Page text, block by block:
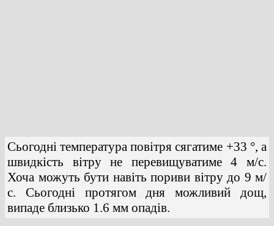
Сьогодні температура повітря сягатиме +33 °, а
швидкість вітру не перевищуватиме 4 м/с.
Хоча можуть бути навіть пориви вітру до 9 м/
с. Сьогодні протягом дня можливий дощ,
випаде близько 1.6 мм опадів.